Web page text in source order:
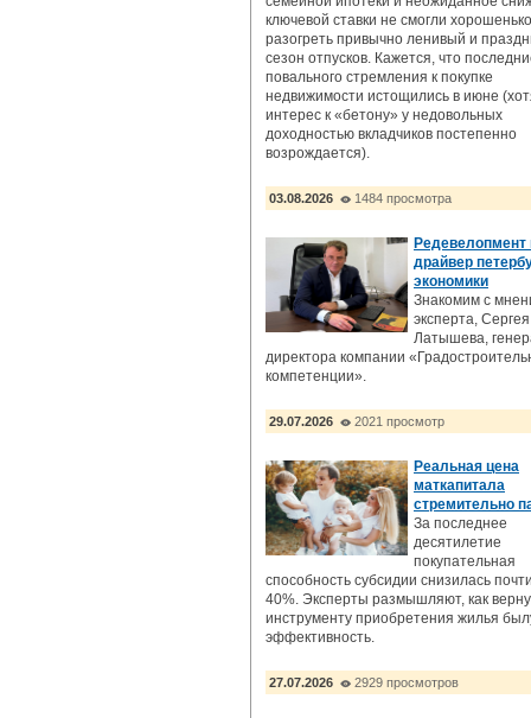
ключевой ставки не смогли хорошенько
разогреть привычно ленивый и
сезон отпусков. Кажется, что
повального стремления к покупке
недвижимости истощились в июне
интерес к «бетону» у недовольных
доходностью вкладчиков постепенно
возрождается).
03.08.2026 1484 просмотра
Редевелопмент
драйвер
экономики
Знакомим с
эксперта, Сергея
Латышева,
директора компании
компетенции».
29.07.2026 2021 просмотр
Реальная цена
маткапитала
стремительно
За последнее
десятилетие
покупательная
способность субсидии снизилась
40%. Эксперты размышляют, как
инструменту приобретения жилья
эффективность.
27.07.2026 2929 просмотров